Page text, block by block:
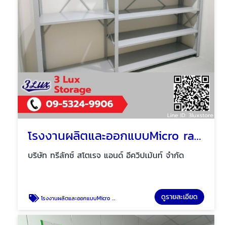
โรงงานผลิตและออกแบบMicro rack
บริษัท ทรีลักซ์ สโตเรจ แอนด์ อีควิปเม้นท์ จำกัด
โรงงานผลิตและออกแบบMicro rack ดูรายละเอียด